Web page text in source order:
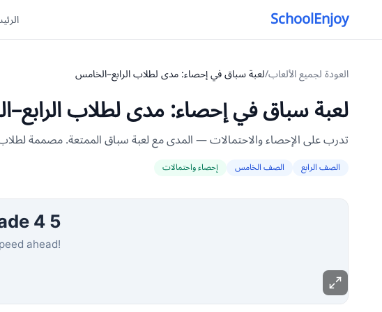
SchoolEnjoy
العودة لجميع الألعاب/لعبة سباق في إحصاء: مدى لطلاب الرابع–الخامس
لعبة سباق في إحصاء: مدى لطلاب
تدرب على الإحصاء والاحتمالات — المدى مع لعبة سباق الممتعة. مصممة
الصف الرابع الصف الخامس إحصاء واحتمالات